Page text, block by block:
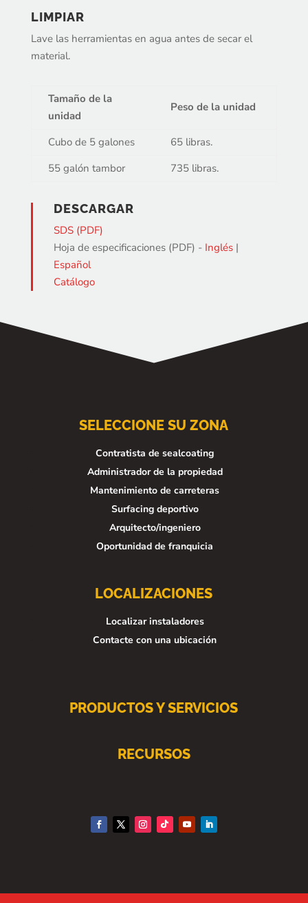
LIMPIAR
Lave las herramientas en agua antes de secar el
material.
Tamaño de la
unidad
Peso de la unidad
Cubo de 5 galones
65 libras.
55 galón tambor
735 libras.
DESCARGAR
SDS (PDF)
Hoja de especificaciones (PDF) - Inglés|
Español
Catálogo
SELECCIONE SU ZONA
Contratista de sealcoating
Administrador de la propiedad
Mantenimiento de carreteras
Surfacing deportivo
Arquitecto/ingeniero
Oportunidad de franquicia
LOCALIZACIONES
Localizar instaladores
Contacte con una ubicación
PRODUCTOS Y SERVICIOS
RECURSOS